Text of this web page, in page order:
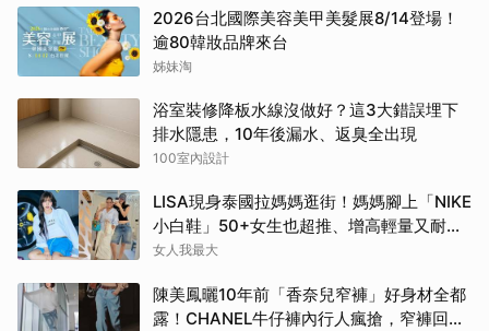
2026台北國際美容美甲美髮展8/14登場！
逾80韓妝品牌來台
姊妹淘
浴室裝修降板水線沒做好？這3大錯誤埋下
排水隱患，10年後漏水、返臭全出現
100室內設計
LISA現身泰國拉媽媽逛街！媽媽腳上「NIKE
小白鞋」50+女生也超推、增高輕量又耐
走！
女人我最大
陳美鳳曬10年前「香奈兒窄褲」好身材全都
露！CHANEL牛仔褲內行人瘋搶，窄褲回歸